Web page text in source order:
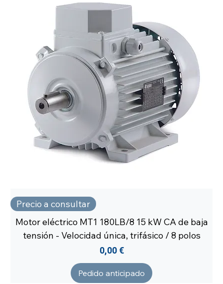
Precio a consultar
Motor eléctrico MT1 180LB/8 15 kW CA de baja
tensión - Velocidad única, trifásico / 8 polos
Precio
0,00 €
Pedido anticipado